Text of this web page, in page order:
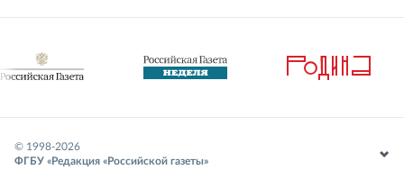
© 1998-2026
ФГБУ «Редакция «Российской газеты»